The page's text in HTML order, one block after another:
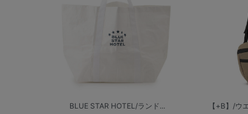
BLUE STAR HOTEL/ランド... 【+B】/ウ